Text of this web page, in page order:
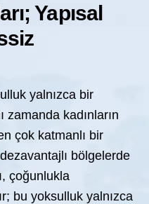
Yapısal
yalnızca bir
kadınların
çok katmanlı bir
bölgelerde
çoğunlukla
bu yoksulluk yalnızca